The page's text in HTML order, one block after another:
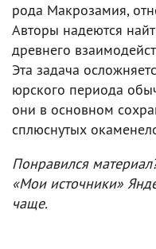
рода Макрозамия,
Авторы надеются
древнего
Эта задача
юрского периода
они в основном
сплюснутых
Понравился
«Мои источники»
чаще.